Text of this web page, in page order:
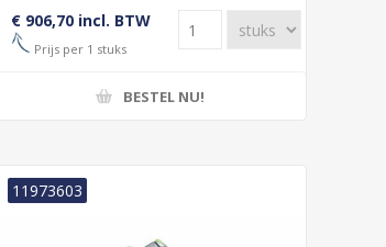
€ 906,70 incl. BTW
Prijs per 1 stuks
BESTEL NU!
11973603